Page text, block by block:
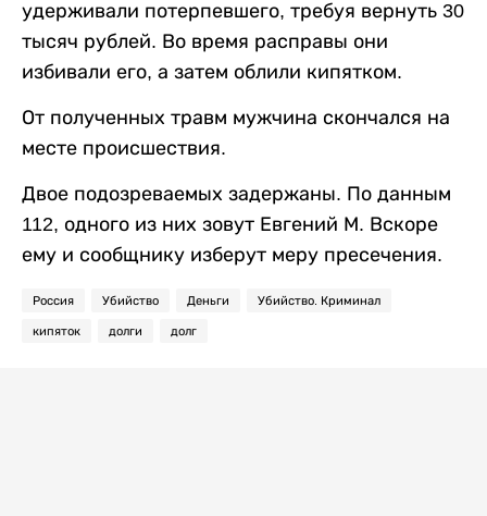
удерживали потерпевшего, требуя вернуть 30
тысяч рублей. Во время расправы они
избивали его, а затем облили кипятком.
От полученных травм мужчина скончался на
месте происшествия.
Двое подозреваемых задержаны. По данным
112, одного из них зовут Евгений М. Вскоре
ему и сообщнику изберут меру пресечения.
Россия Убийство Деньги Убийство. Криминал
кипяток долги долг